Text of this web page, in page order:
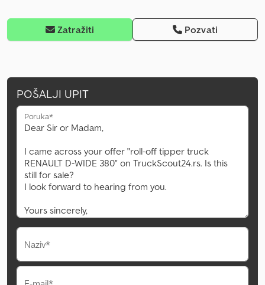
Zatražiti Pozvati
POŠALJI UPIT
Poruka*
Naziv*